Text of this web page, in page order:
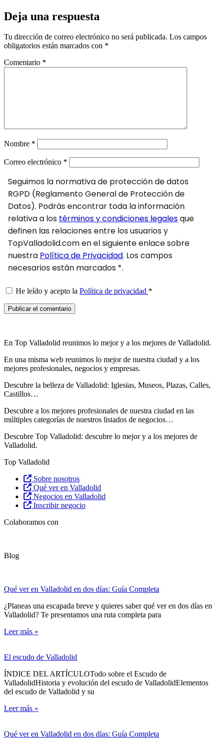
Deja una respuesta
Tu dirección de correo electrónico no será publicada. Los campos
obligatorios están marcados con *
Comentario *
Nombre *
Correo electrónico *
Seguimos la normativa de protección de datos
RGPD (Reglamento General de Protección de
Datos). Podrás encontrar toda la información
relativa a los términos y condiciones legalesque
definen las relaciones entre los usuarios y
TopValladolid.com en el siguiente enlace sobre
nuestra Política de Privacidad. Los campos
necesarios están marcados *.
He leído y acepto la Política de privacidad *
En Top Valladolid reunimos lo mejor y a los mejores de Valladolid.
En una misma web reunimos lo mejor de nuestra ciudad y a los
mejores profesionales, negocios y empresas.
Descubre la belleza de Valladolid: Iglesias, Museos, Plazas, Calles,
Castillos…
Descubre a los mejores profesionales de nuestra ciudad en las
múltiples categorías de nuestros listados de negocios…
Descubre Top Valladolid: descubre lo mejor y a los mejores de
Valladolid.
Top Valladolid
Sobre nosotros
Qué ver en Valladolid
Negocios en Valladolid
Inscribir negocio
Colaboramos con
Blog
Qué ver en Valladolid en dos días: Guía Completa
¿Planeas una escapada breve y quieres saber qué ver en dos días en
Valladolid? Te presentamos una ruta completa para
Leer más »
El escudo de Valladolid
ÍNDICE DEL ARTÍCULOTodo sobre el Escudo de
ValladolidHistoria y evolución del escudo de ValladolidElementos
del escudo de Valladolid y su
Leer más »
Qué ver en Valladolid en dos días: Guía Completa